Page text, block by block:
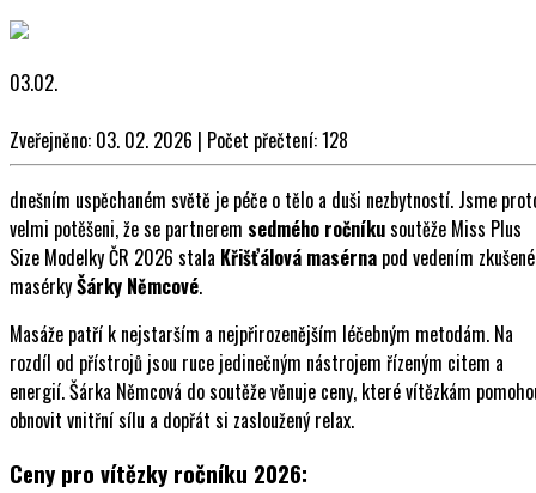
03.02.
Zveřejněno: 03. 02. 2026 | Počet přečtení: 128
dnešním uspěchaném světě je péče o tělo a duši nezbytností. Jsme
velmi potěšeni, že se partnerem sedmého ročníkusoutěže Miss Plus
Size Modelky ČR 2026 stala Křišťálová masérna pod vedením zkušené
masérkyŠárky Němcové.
Masáže patří k nejstarším a nejpřirozenějším léčebným metodám. Na
rozdíl od přístrojů jsou ruce jedinečným nástrojem řízeným citem a
energií. Šárka Němcová do soutěže věnuje ceny, které vítězkám
obnovit vnitřní sílu a dopřát si zasloužený relax.
Ceny pro vítězky ročníku 2026: